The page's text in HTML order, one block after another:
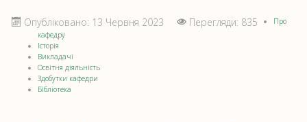
Опубліковано: 13 Червня 2023 Перегляди: 835
Про
кафедру
Історія
Викладачі
Освітня діяльність
Здобутки кафедри
Бібліотека